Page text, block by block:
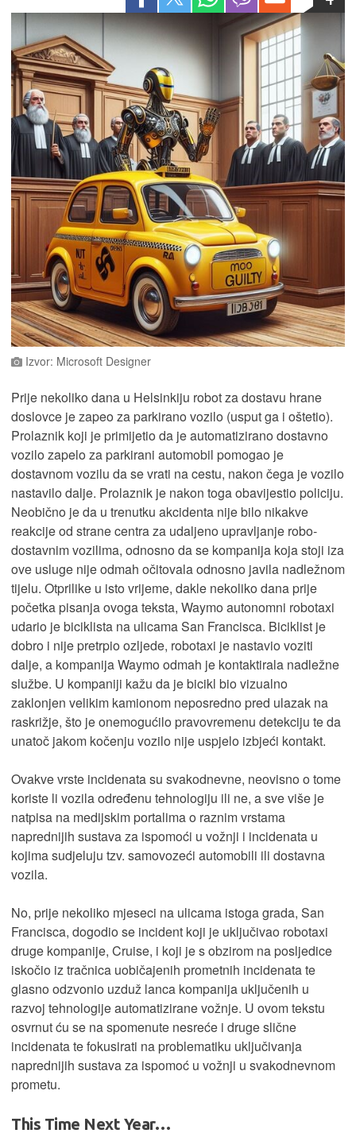
Izvor: Microsoft Designer
Prije nekoliko dana u Helsinkiju robot za dostavu hrane
doslovce je zapeo za parkirano vozilo (usput ga i oštetio).
Prolaznik koji je primijetio da je automatizirano dostavno
vozilo zapelo za parkirani automobil pomogao je
dostavnom vozilu da se vrati na cestu, nakon čega je vozilo
nastavilo dalje. Prolaznik je nakon toga obavijestio policiju.
Neobično je da u trenutku akcidenta nije bilo nikakve
reakcije od strane centra za udaljeno upravljanje robo-
dostavnim vozilima, odnosno da se kompanija koja stoji iza
ove usluge nije odmah očitovala odnosno javila nadležnom
tijelu. Otprilike u isto vrijeme, dakle nekoliko dana prije
početka pisanja ovoga teksta, Waymo autonomni robotaxi
udario je biciklista na ulicama San Francisca. Biciklist je
dobro i nije pretrpio ozljede, robotaxi je nastavio voziti
dalje, a kompanija Waymo odmah je kontaktirala nadležne
službe. U kompaniji kažu da je bicikl bio vizualno
zaklonjen velikim kamionom neposredno pred ulazak na
raskrižje, što je onemogućilo pravovremenu detekciju te da
unatoč jakom kočenju vozilo nije uspjelo izbjeći kontakt.
Ovakve vrste incidenata su svakodnevne, neovisno o tome
koriste li vozila određenu tehnologiju ili ne, a sve više je
natpisa na medijskim portalima o raznim vrstama
naprednijih sustava za ispomoći u vožnji i incidenata u
kojima sudjeluju tzv. samovozeći automobili ili dostavna
vozila.
No, prije nekoliko mjeseci na ulicama istoga grada, San
Francisca, dogodio se incident koji je uključivao robotaxi
druge kompanije, Cruise, i koji je s obzirom na posljedice
iskočio iz tračnica uobičajenih prometnih incidenata te
glasno odzvonio uzduž lanca kompanija uključenih u
razvoj tehnologije automatizirane vožnje. U ovom tekstu
osvrnut ću se na spomenute nesreće i druge slične
incidenata te fokusirati na problematiku uključivanja
naprednijih sustava za ispomoć u vožnji u svakodnevnom
prometu.
This Time Next Year…